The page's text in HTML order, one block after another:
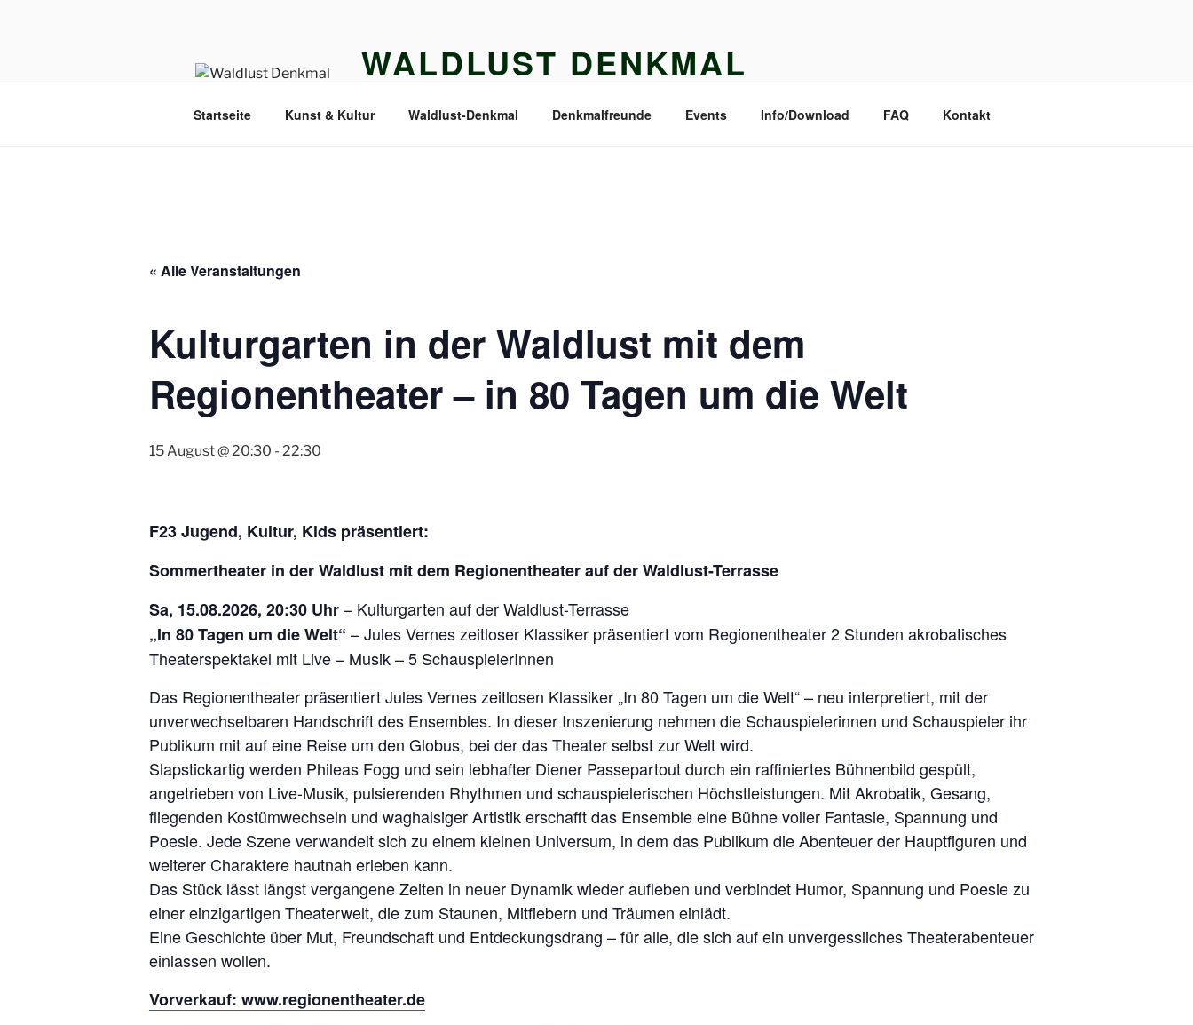
WALDLUST DENKMAL
Startseite Kunst & Kultur Waldlust-Denkmal Denkmalfreunde Events Info/Download FAQ Kontakt
« Alle Veranstaltungen
Kulturgarten in der Waldlust mit dem
Regionentheater – in 80 Tagen um die Welt
15 August @ 20:30 - 22:30
F23 Jugend, Kultur, Kids präsentiert:
Sommertheater in der Waldlust mit dem Regionentheater auf der Waldlust-Terrasse
Sa, 15.08.2026, 20:30 Uhr– Kulturgarten auf der Waldlust-Terrasse
„In 80 Tagen um die Welt“ – Jules Vernes zeitloser Klassiker präsentiert vom Regionentheater 2 Stunden akrobatisches
Theaterspektakel mit Live – Musik – 5 SchauspielerInnen
Das Regionentheater präsentiert Jules Vernes zeitlosen Klassiker „In 80 Tagen um die Welt“ – neu interpretiert, mit der
unverwechselbaren Handschrift des Ensembles. In dieser Inszenierung nehmen die Schauspielerinnen und Schauspieler ihr
Publikum mit auf eine Reise um den Globus, bei der das Theater selbst zur Welt wird.
Slapstickartig werden Phileas Fogg und sein lebhafter Diener Passepartout durch ein raffiniertes Bühnenbild gespült,
angetrieben von Live-Musik, pulsierenden Rhythmen und schauspielerischen Höchstleistungen. Mit Akrobatik, Gesang,
fliegenden Kostümwechseln und waghalsiger Artistik erschafft das Ensemble eine Bühne voller Fantasie, Spannung und
Poesie. Jede Szene verwandelt sich zu einem kleinen Universum, in dem das Publikum die Abenteuer der Hauptfiguren und
weiterer Charaktere hautnah erleben kann.
Das Stück lässt längst vergangene Zeiten in neuer Dynamik wieder aufleben und verbindet Humor, Spannung und Poesie zu
einer einzigartigen Theaterwelt, die zum Staunen, Mitfiebern und Träumen einlädt.
Eine Geschichte über Mut, Freundschaft und Entdeckungsdrang – für alle, die sich auf ein unvergessliches Theaterabenteuer
einlassen wollen.
Vorverkauf: www.regionentheater.de